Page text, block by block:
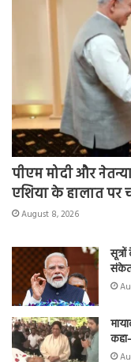
पीएम मोदी और
एशिया के हालात पर
August 8, 2026
संकेत